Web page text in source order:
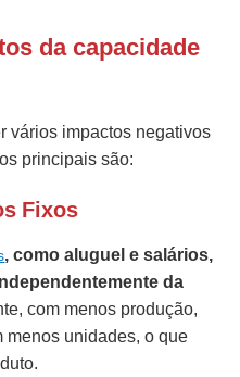
da capacidade
vários impactos negativos
principais são:
Fixos
, como aluguel e salários,
da
com menos produção,
unidades, o que